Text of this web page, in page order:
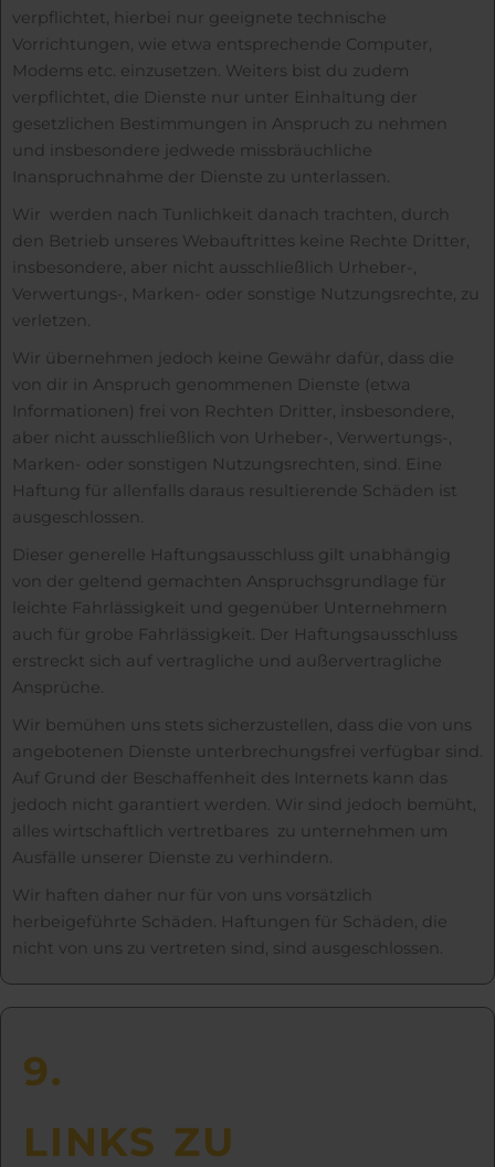
verpflichtet, hierbei nur geeignete technische
Vorrichtungen, wie etwa entsprechende Computer,
Modems etc. einzusetzen. Weiters bist du zudem
verpflichtet, die Dienste nur unter Einhaltung der
gesetzlichen Bestimmungen in Anspruch zu nehmen
und insbesondere jedwede missbräuchliche
Inanspruchnahme der Dienste zu unterlassen.
Wir werden nach Tunlichkeit danach trachten, durch
den Betrieb unseres Webauftrittes keine Rechte Dritter,
insbesondere, aber nicht ausschließlich Urheber-,
Verwertungs-, Marken- oder sonstige Nutzungsrechte, zu
verletzen.
Wir übernehmen jedoch keine Gewähr dafür, dass die
von dir in Anspruch genommenen Dienste (etwa
Informationen) frei von Rechten Dritter, insbesondere,
aber nicht ausschließlich von Urheber-, Verwertungs-,
Marken- oder sonstigen Nutzungsrechten, sind. Eine
Haftung für allenfalls daraus resultierende Schäden ist
ausgeschlossen.
Dieser generelle Haftungsausschluss gilt unabhängig
von der geltend gemachten Anspruchsgrundlage für
leichte Fahrlässigkeit und gegenüber Unternehmern
auch für grobe Fahrlässigkeit. Der Haftungsausschluss
erstreckt sich auf vertragliche und außervertragliche
Ansprüche.
Wir bemühen uns stets sicherzustellen, dass die von uns
angebotenen Dienste unterbrechungsfrei verfügbar sind.
Auf Grund der Beschaffenheit des Internets kann das
jedoch nicht garantiert werden. Wir sind jedoch bemüht,
alles wirtschaftlich vertretbares zu unternehmen um
Ausfälle unserer Dienste zu verhindern.
Wir haften daher nur für von uns vorsätzlich
herbeigeführte Schäden. Haftungen für Schäden, die
nicht von uns zu vertreten sind, sind ausgeschlossen.
9.
LINKS ZU